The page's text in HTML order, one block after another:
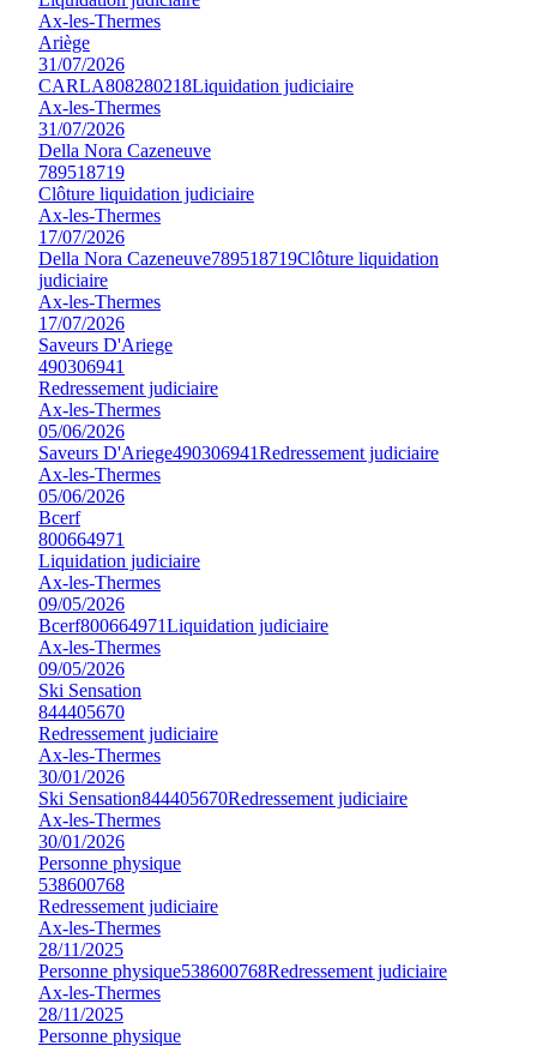
Ax-les-Thermes
Ariège
31/07/2026
CARLA808280218Liquidation judiciaire
Ax-les-Thermes
31/07/2026
Della Nora Cazeneuve
789518719
Clôture liquidation judiciaire
Ax-les-Thermes
17/07/2026
Della Nora Cazeneuve789518719Clôture liquidation
judiciaire
Ax-les-Thermes
17/07/2026
Saveurs D'Ariege
490306941
Redressement judiciaire
Ax-les-Thermes
05/06/2026
Saveurs D'Ariege490306941Redressement judiciaire
Ax-les-Thermes
05/06/2026
Bcerf
800664971
Liquidation judiciaire
Ax-les-Thermes
09/05/2026
Bcerf800664971Liquidation judiciaire
Ax-les-Thermes
09/05/2026
Ski Sensation
844405670
Redressement judiciaire
Ax-les-Thermes
30/01/2026
Ski Sensation844405670Redressement judiciaire
Ax-les-Thermes
30/01/2026
Personne physique
538600768
Redressement judiciaire
Ax-les-Thermes
28/11/2025
Personne physique538600768Redressement judiciaire
Ax-les-Thermes
28/11/2025
Personne physique